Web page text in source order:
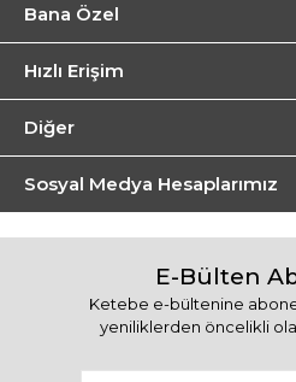
Bana Özel
Hızlı Erişim
Diğer
Sosyal Medya Hesaplarımız
E-Bülten
Ketebe e-bültenine
yeniliklerden öncelikli